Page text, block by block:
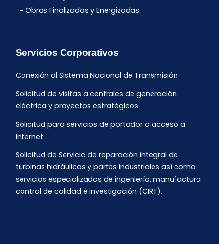
Obras Finalizadas y Energizadas
Servicios Corporativos
Conexión al Sistema Nacional de Transmisión
Solicitud de visitas a centrales de generación
eléctrica y proyectos estratégicos.
Solicitud para servicios de portador o acceso a
Internet
Solicitud de Servicio de reparación integral de
turbinas hidráulicas y partes industriales así como
servicios especializados de ingeniería, manufactura
control de calidad e investigación (CIRT).